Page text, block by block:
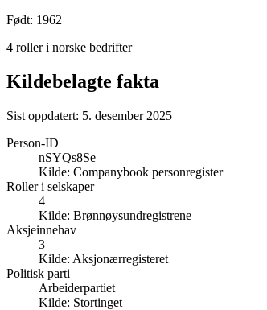
Født: 1962
4 roller i norske bedrifter
Kildebelagte fakta
Sist oppdatert: 5. desember 2025
Person-ID
nSYQs8Se
Kilde: Companybook personregister
Roller i selskaper
4
Kilde: Brønnøysundregistrene
Aksjeinnehav
3
Kilde: Aksjonærregisteret
Politisk parti
Arbeiderpartiet
Kilde: Stortinget